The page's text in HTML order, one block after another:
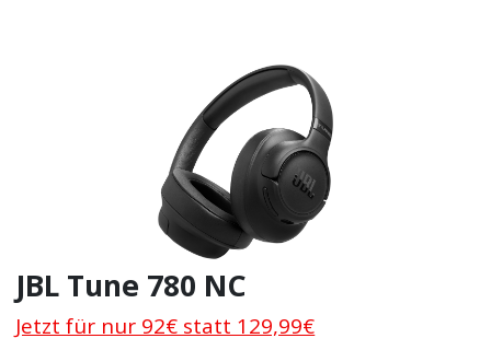
JBL Tune 780 NC
Jetzt für nur 92€ statt 129,99€